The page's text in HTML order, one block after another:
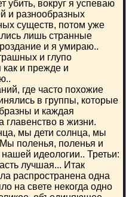
убить, вокруг я успеваю
и разнообразных
существ, потом уже
лишь странные
и я умираю..
и глупо
как и прежде и
где часто похожие
в группы, которые
и каждая
главенство в жизни.
мы дети солнца, мы
поленья, поленья и
идеологии.. Третьи:
лучшая... Итак
распространена одна
на свете некогда одно